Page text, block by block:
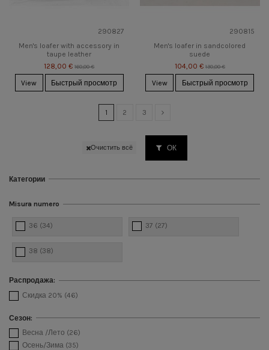
290827
Men's loafer with accessory in
taupe leather
128,00 € 160,00 €
View Быстрый просмотр
290815
Men's loafer in sandcolored
suede
104,00 € 130,00 €
View Быстрый просмотр
1 2 3
Очистить всё ОК
Категории
Misura numero
36 (34) 37 (27)
38 (38)
Распродажа:
Скидка 20% (46)
Сезон:
Весна /Лето (26)
Осень/Зима (35)